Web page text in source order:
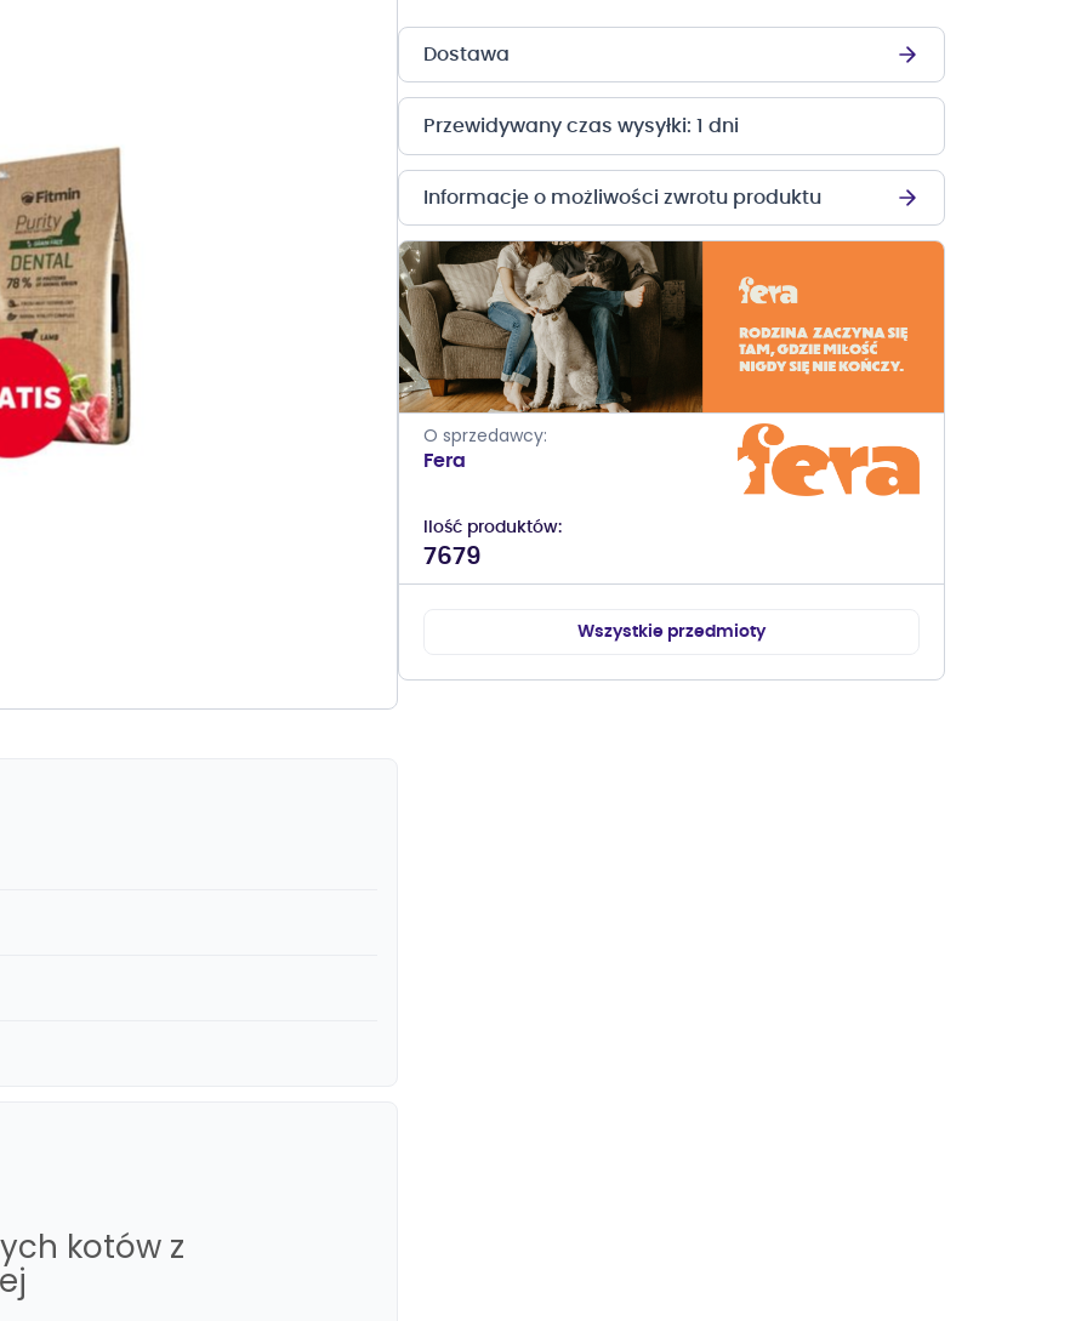
Dostawa
Przewidywany czas wysyłki: 1 dni
Informacje o możliwości zwrotu produktu
O sprzedawcy
Fera
Ilość produktów
7679
Wszystkie przedmioty
kotów z